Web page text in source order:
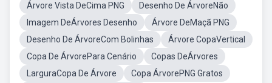
Árvore Vista DeCima PNG
Desenho De ÁrvoreNão
Imagem DeÁrvores Desenho
Árvore DeMaçã PNG
Desenho De ÁrvoreCom Bolinhas
Árvore CopaVertical
Copa De ÁrvorePara Cenário
Copas DeÁrvores
LarguraCopa De Árvore
Copa ÁrvorePNG Gratos